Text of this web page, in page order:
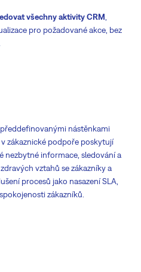
všechny aktivity CRM,
pro požadované akce, bez
nástěnkami
zákaznické podpoře poskytují
nezbytné informace, sledování a
vztahů se zákazníky a
procesů jako nasazení SLA,
zákazníků.